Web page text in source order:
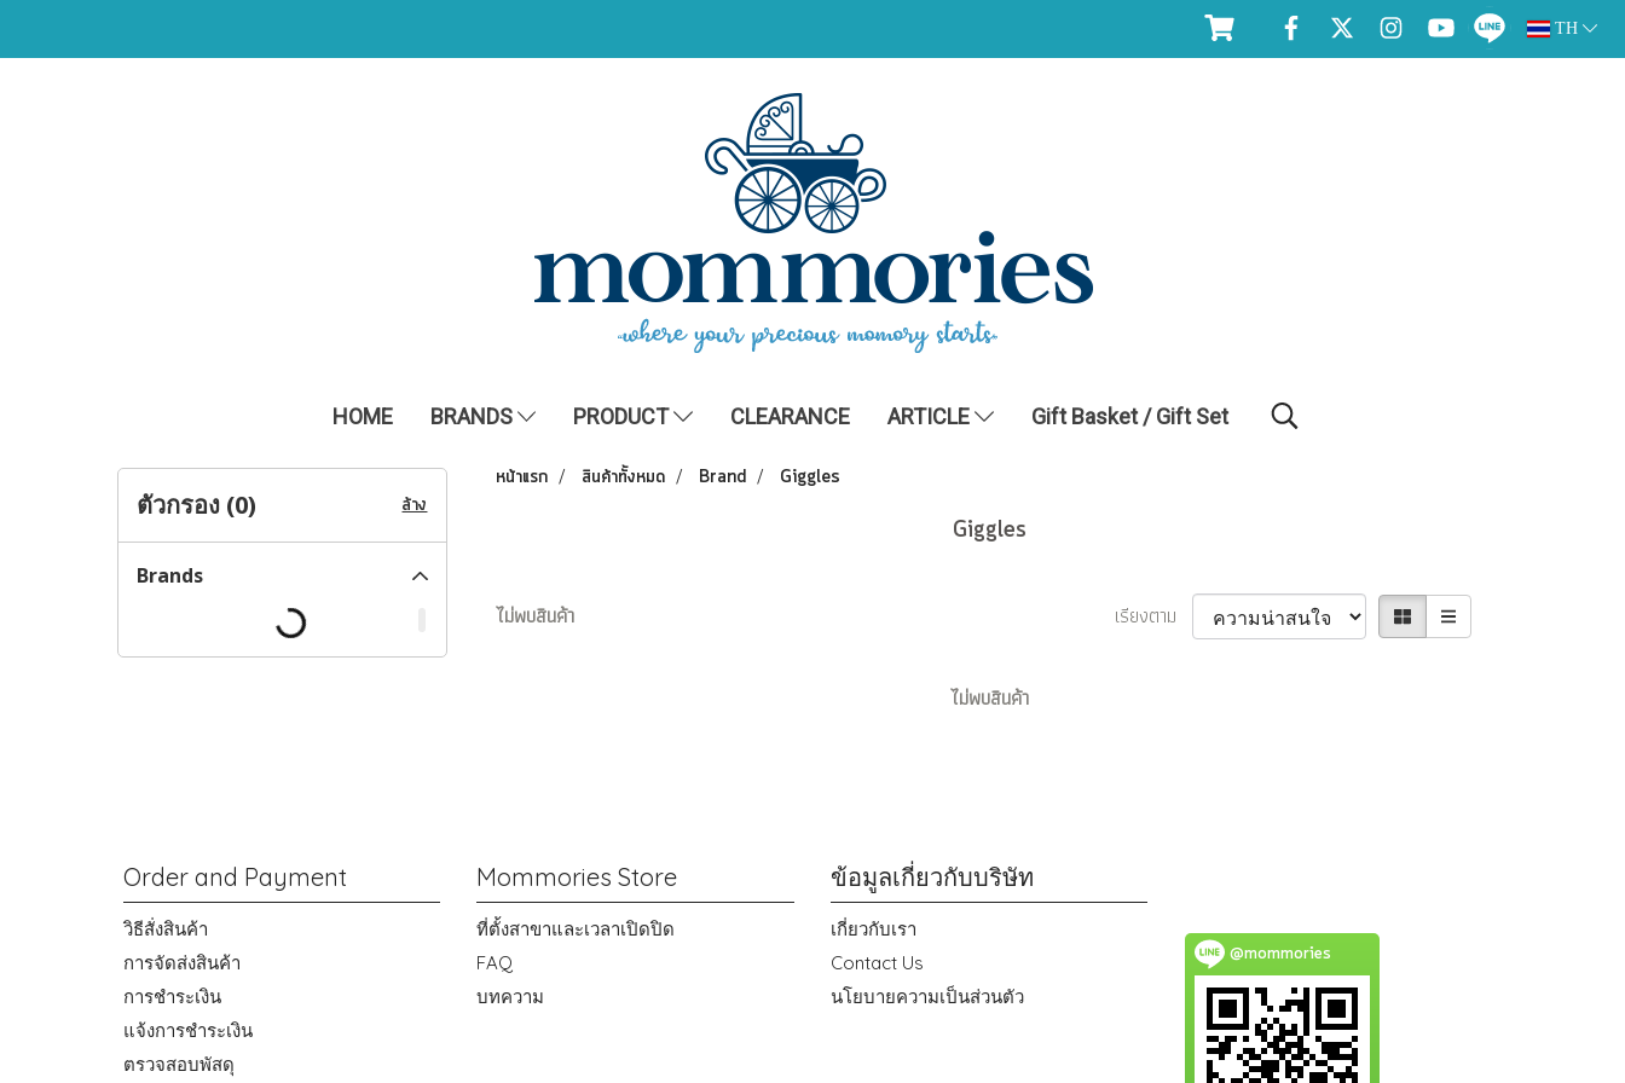
TH
HOME BRANDS PRODUCT CLEARANCE ARTICLE Gift Basket / Gift Set
หน้าแรก สินค้าทั้งหมด Brand Giggles
Giggles
ไม่พบสินค้า เรียงตาม
ไม่พบสินค้า
ตัวกรอง (0) ล้าง
Brands
Order and Payment
วิธีสั่งสินค้า
การจัดส่งสินค้า
การชำระเงิน
แจ้งการชำระเงิน
ตรวจสอบพัสดุ
Mommories Store
ที่ตั้งสาขาและเวลาเปิดปิด
FAQ
บทความ
ข้อมูลเกี่ยวกับบริษัท
เกี่ยวกับเรา
Contact Us
นโยบายความเป็นส่วนตัว
@mommories